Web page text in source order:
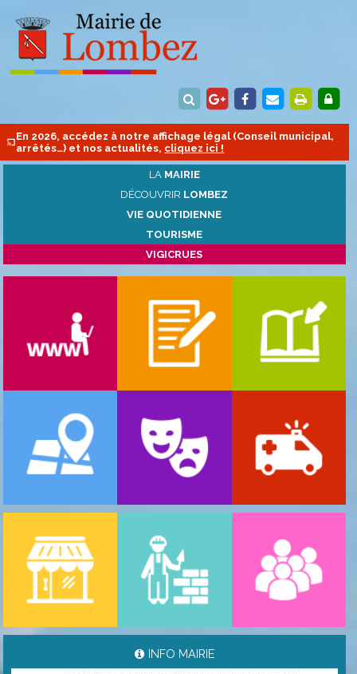
En 2026, accédez à notre affichage légal (Conseil municipal,
arrêtés…) et nos actualités, cliquez ici !
LA MAIRIE
DÉCOUVRIR LOMBEZ
VIE QUOTIDIENNE
TOURISME
VIGICRUES
INFO MAIRIE